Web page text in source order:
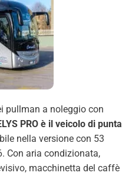
pullman a noleggio con
PRO è il veicolo di punta
nella versione con 53
Con aria condizionata,
macchinetta del caffè